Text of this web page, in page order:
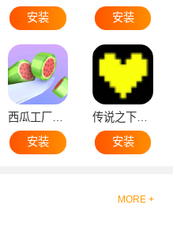
安装
安装
安装
安装
MORE +